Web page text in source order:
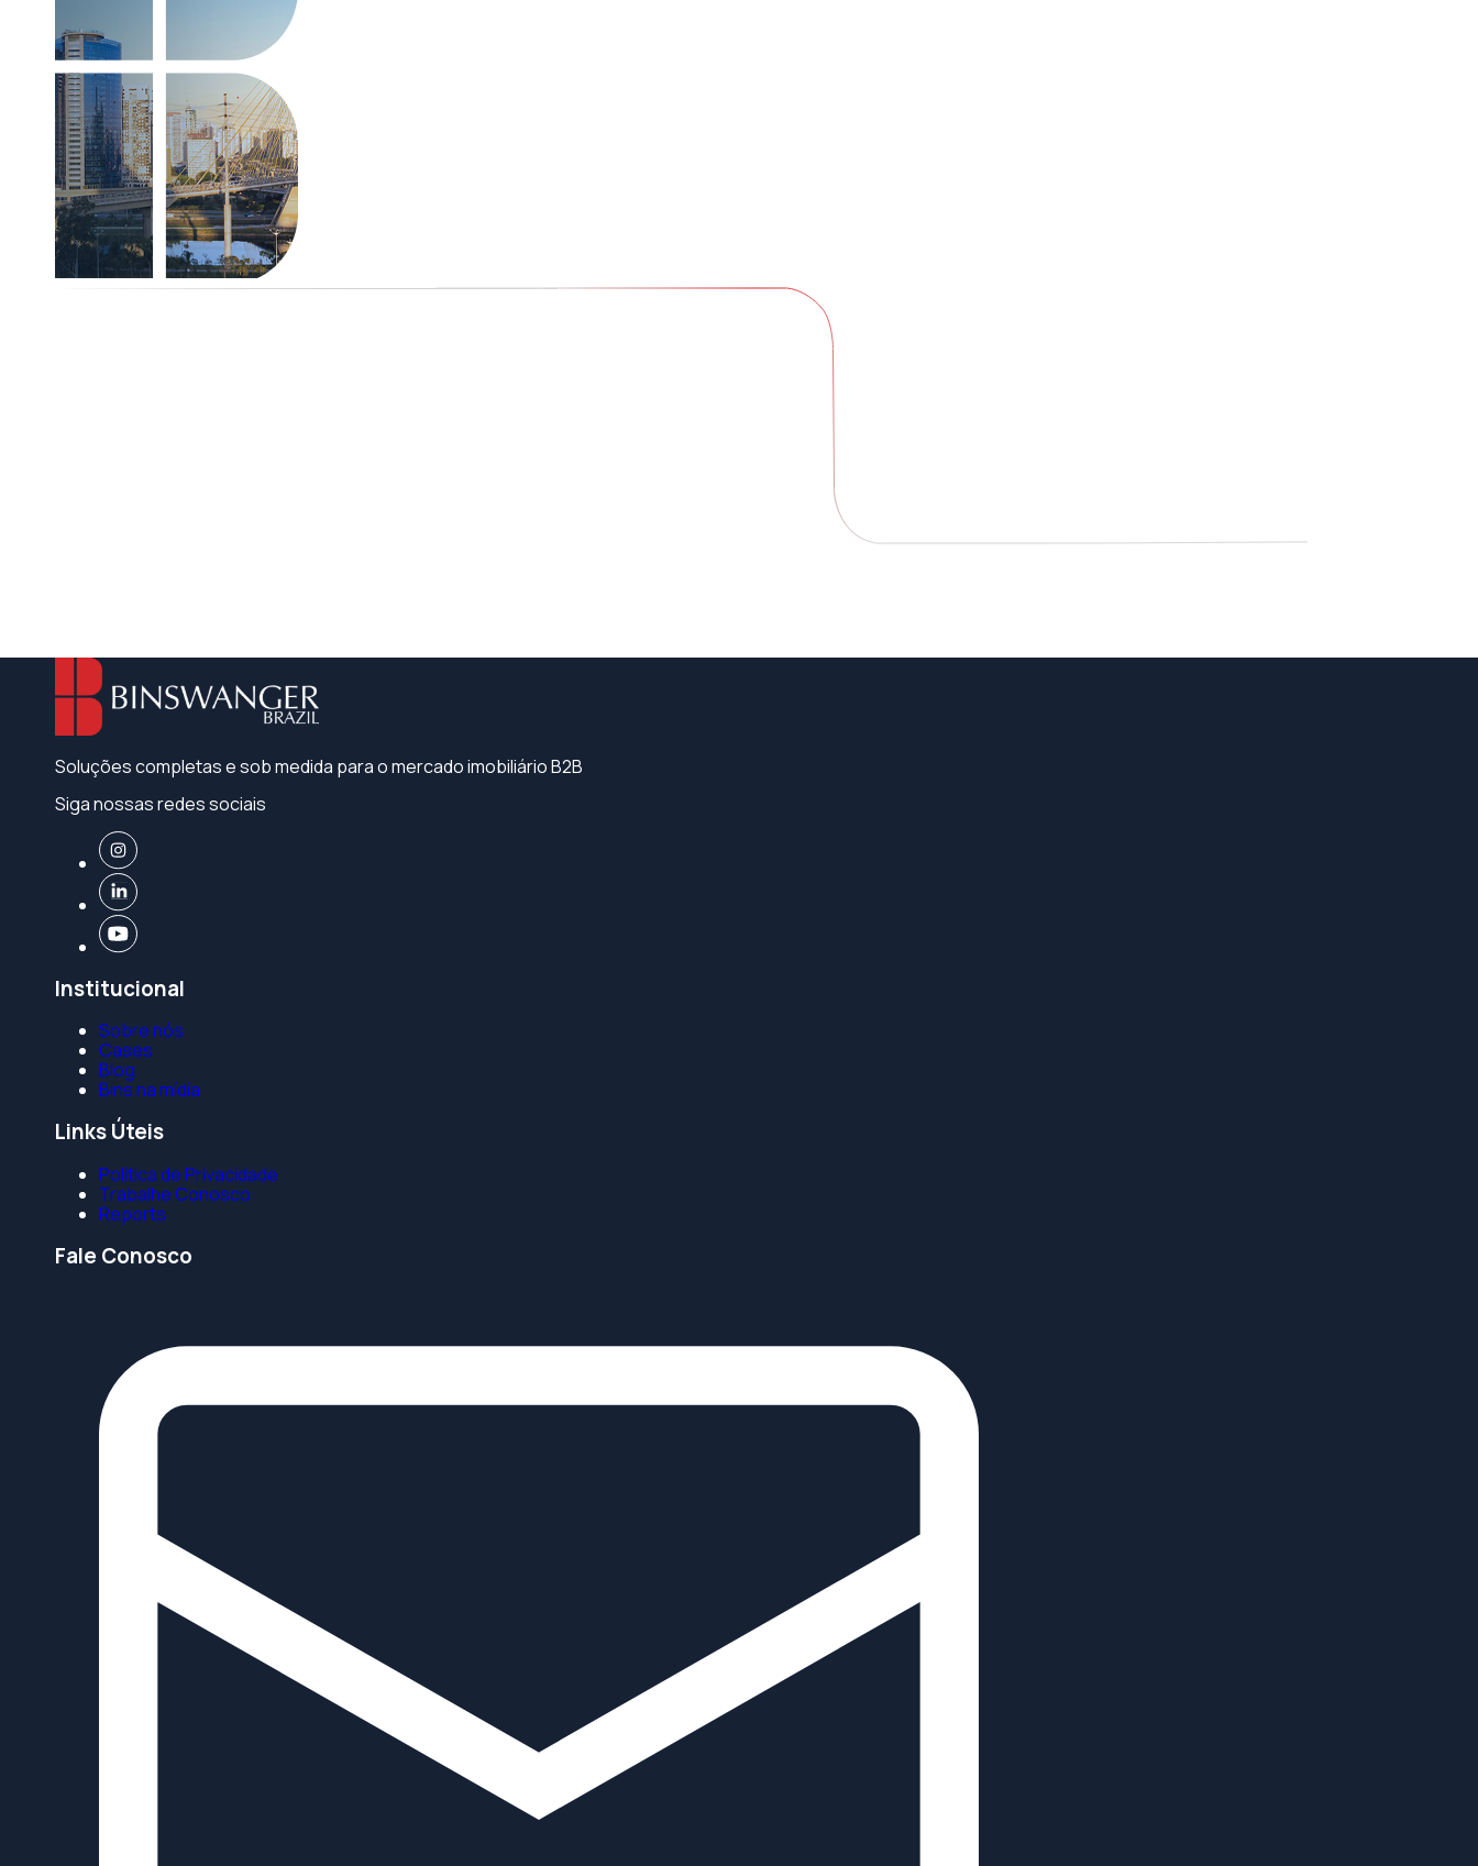
Soluções completas e sob medida para o mercado imobiliário B2B
Siga nossas redes sociais
Institucional
Sobre nós
Cases
Blog
Bins na mídia
Links Úteis
Política de Privacidade
Trabalhe Conosco
Reports
Fale Conosco